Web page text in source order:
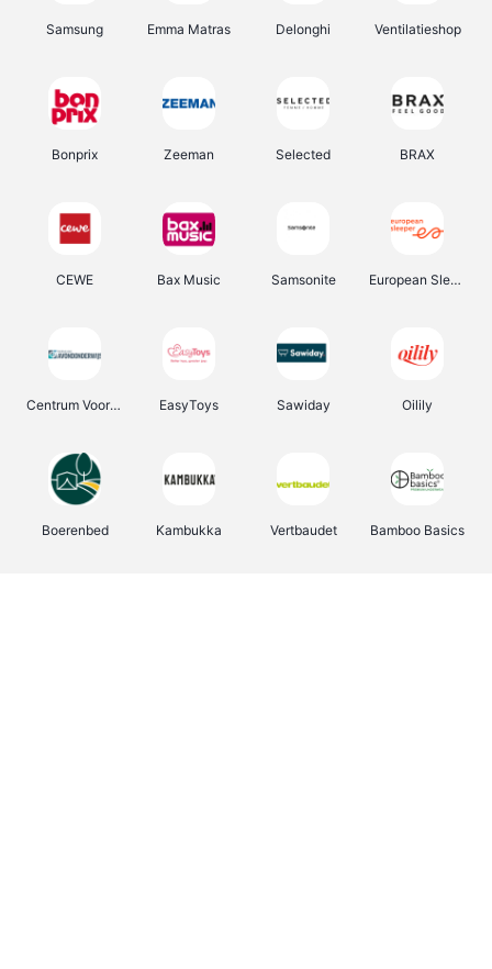
Samsung Emma Matras Delonghi Ventilatieshop
Bonprix Zeeman Selected BRAX
CEWE Bax Music Samsonite European Sleeper
Centrum Voor Avondonderwijs EasyToys Sawiday Oilily
Boerenbed Kambukka Vertbaudet Bamboo Basics